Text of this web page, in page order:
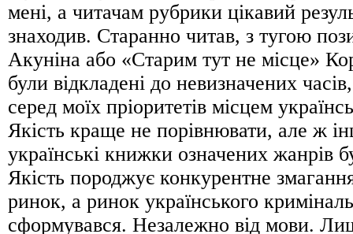
мені, а читачам рубрики цікавий
знаходив. Старанно читав, з тугою
Акуніна або «Старим тут не місце»
були відкладені до невизначених
серед моїх пріоритетів місцем
Якість краще не порівнювати, але ж
українські книжки означених жанрів
Якість породжує конкурентне
ринок, а ринок українського
сформувався. Незалежно від мови.